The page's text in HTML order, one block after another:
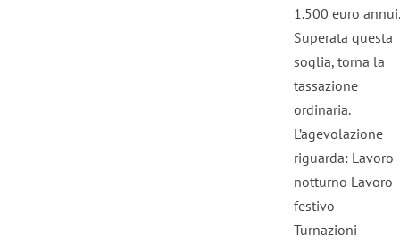
1.500 euro annui.
Superata questa
soglia, torna la
tassazione
ordinaria.
L’agevolazione
riguarda: Lavoro
notturno Lavoro
festivo
Turnazioni